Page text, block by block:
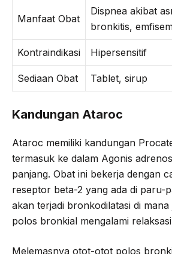
Manfaat Obat
Dispnea akibat
bronkitis,
Kontraindikasi Hipersensitif
Sediaan Obat Tablet, sirup
Kandungan Ataroc
Ataroc memiliki kandungan
termasuk ke dalam Agonis
panjang. Obat ini bekerja dengan
reseptor beta-2 yang ada di paru-
akan terjadi bronkodilatasi di
polos bronkial mengalami
Melemasnya otot-otot polos